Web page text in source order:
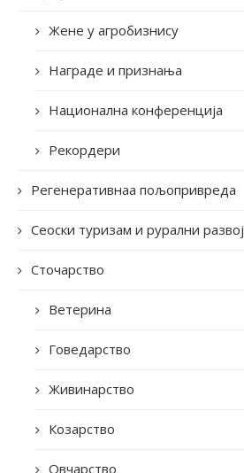
Жене у агробизнису
Награде и признања
Национална конференција
Рекордери
Регенеративнаа пољопривреда
Сеоски туризам и рурални развој
Сточарство
Ветерина
Говедарство
Живинарство
Козарство
Овчарство